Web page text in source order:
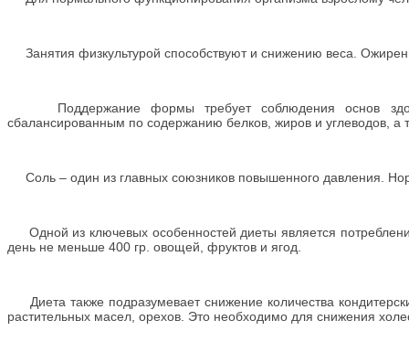
Занятия физкультурой способствуют и снижению веса.
Поддержание формы требует соблюдения основ
сбалансированным по содержанию белков, жиров и углеводов, а
Соль – один из главных союзников повышенного давления.
Одной из ключевых особенностей диеты является
день не меньше 400 гр. овощей, фруктов и ягод.
Диета также подразумевает снижение количества
растительных масел, орехов. Это необходимо для снижения